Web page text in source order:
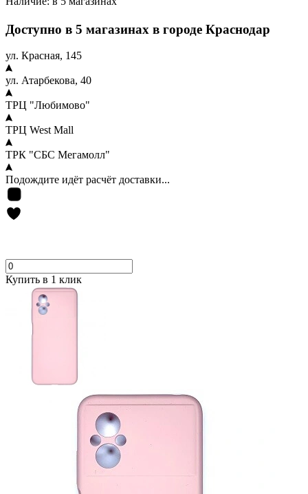
Доступно в 5 магазинах в городе Краснодар
ул. Красная, 145
ул. Атарбекова, 40
ТРЦ "Любимово"
ТРЦ West Mall
ТРК "СБС Мегамолл"
Подождите идёт расчёт доставки...
Купить в 1 клик